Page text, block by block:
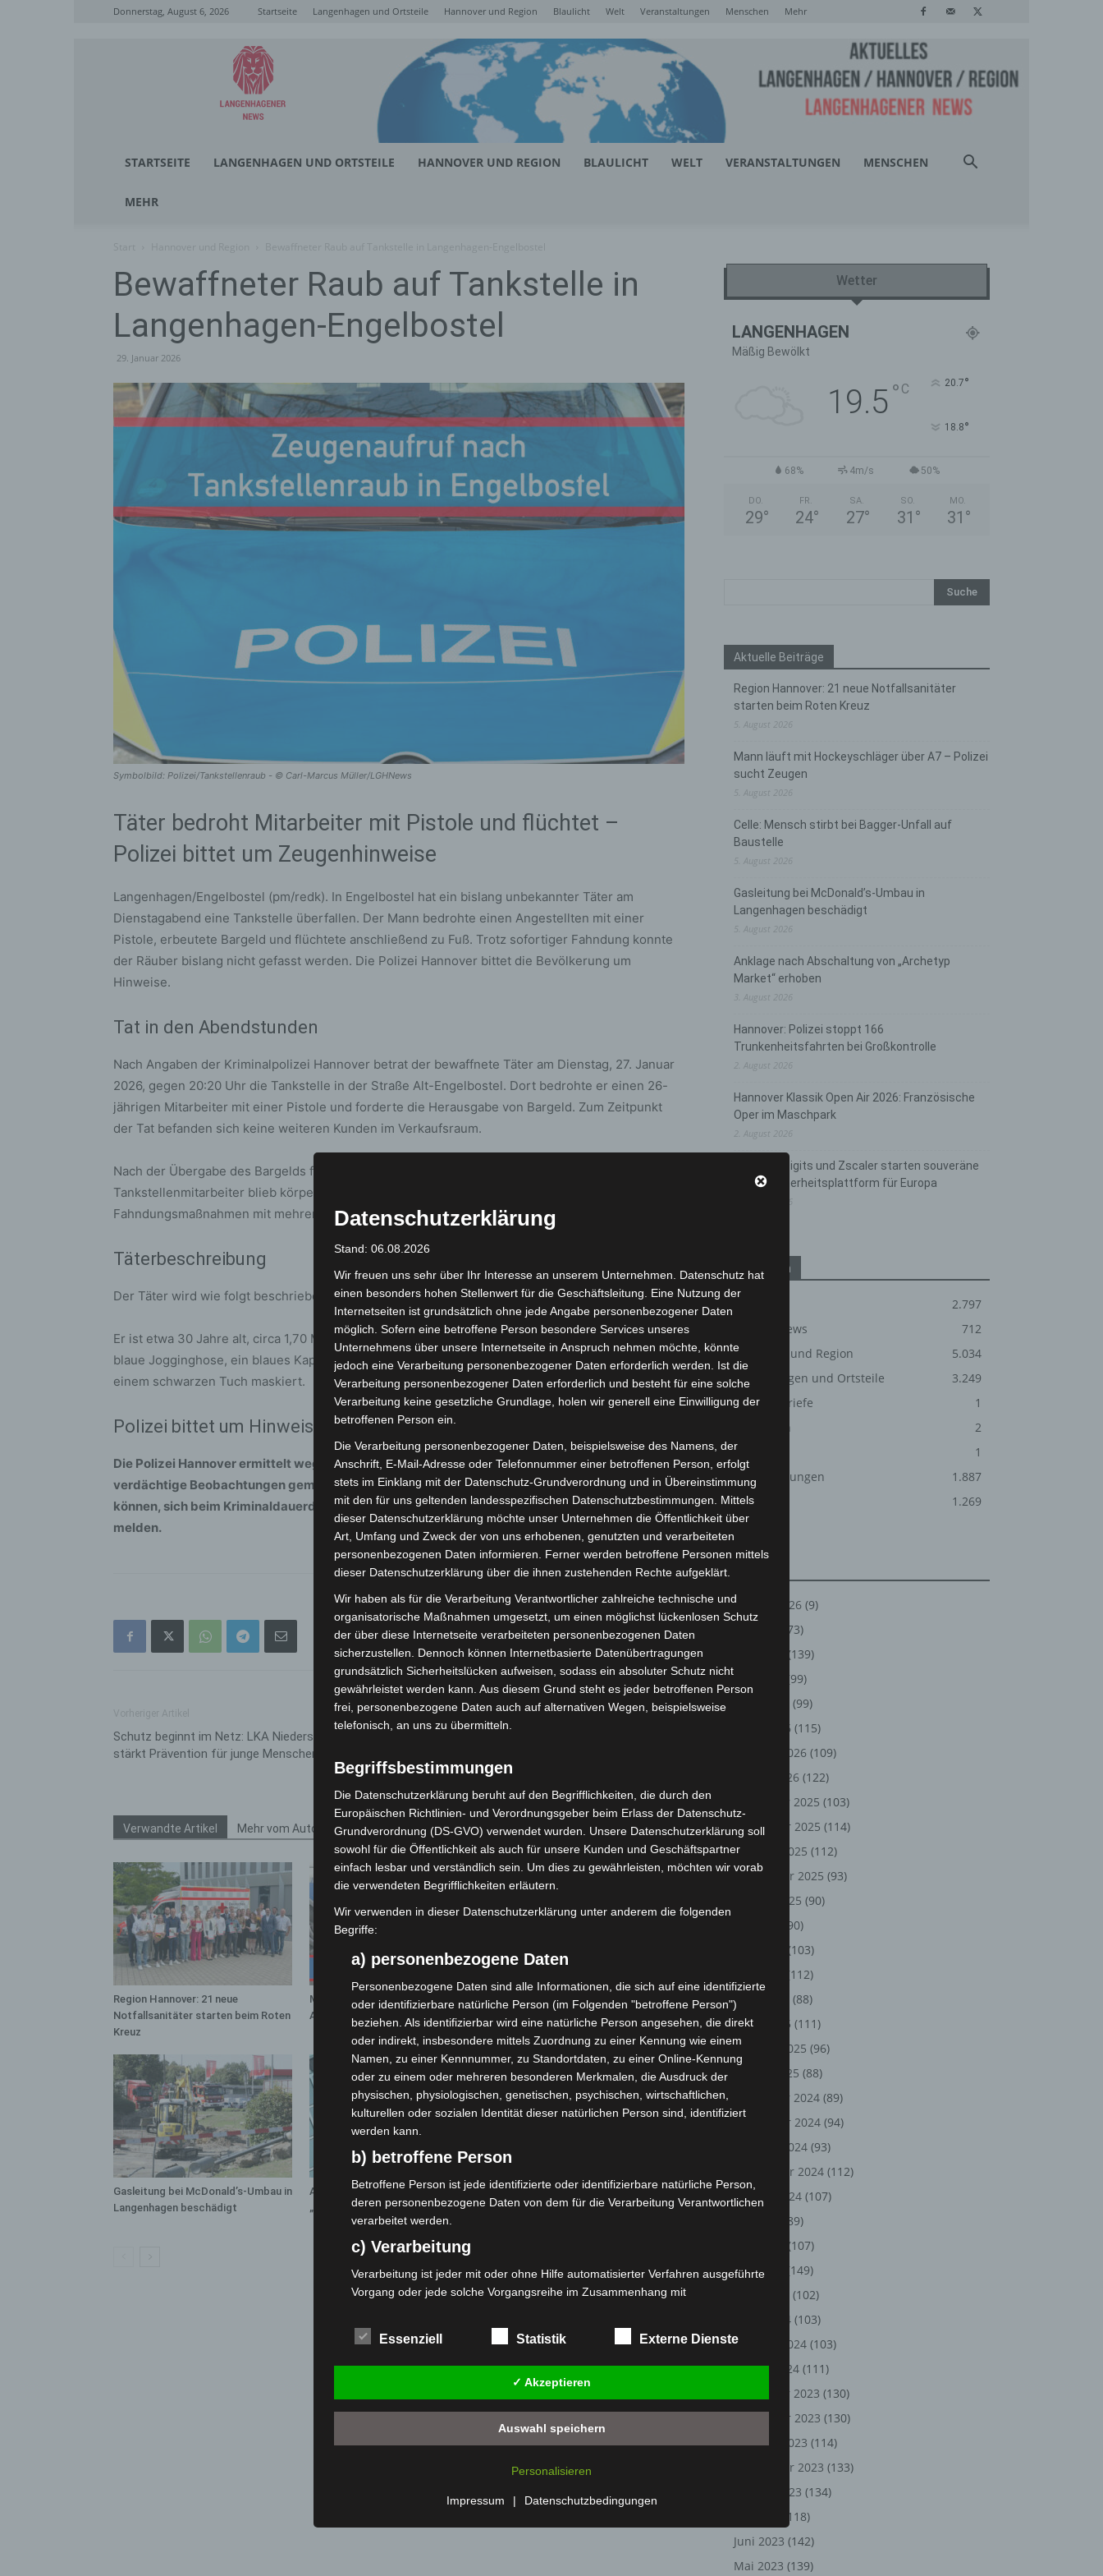
Donnerstag, August 6, 2026 Startseite Langenhagen und Ortsteile Hannover und Region Blaulicht Welt Veranstaltungen Menschen Mehr
Langenhagener
News
STARTSEITE LANGENHAGEN UND ORTSTEILE HANNOVER UND REGION BLAULICHT WELT VERANSTALTUNGEN MENSCHEN
MEHR
Bewaffneter Raub auf Tankstelle in
Langenhagen-Engelbostel
29. Januar 2026
Symbolbild: Polizei/Tankstellenraub - © Carl-Marcus Müller/LGHNews
Täter bedroht Mitarbeiter mit Pistole und flüchtet –
Polizei bittet um Zeugenhinweise
Langenhagen/Engelbostel (pm/redk). In Engelbostel hat ein bislang unbekannter Täter am
Dienstagabend eine Tankstelle überfallen. Der Mann bedrohte einen Angestellten mit einer
Pistole, erbeutete Bargeld und flüchtete anschließend zu Fuß. Trotz sofortiger Fahndung konnte
der Räuber bislang nicht gefasst werden. Die Polizei Hannover bittet die Bevölkerung um
Hinweise.
Tat in den Abendstunden
Nach Angaben der Kriminalpolizei Hannover betrat der bewaffnete Täter am Dienstag, 27. Januar
2026, gegen 20:20 Uhr die Tankstelle in der Straße Alt-Engelbostel. Dort bedrohte er einen 26-
jährigen Mitarbeiter mit einer Pistole und forderte die Herausgabe von Bargeld. Zum Zeitpunkt
der Tat befanden sich keine weiteren Kunden im Verkaufsraum.
Nach der Übergabe des Bargelds flüchtete der Täter zu Fuß in unbekannte Richtung. Der
Tankstellenmitarbeiter blieb körperlich unverletzt. Die Polizei leitete umgehend
Fahndungsmaßnahmen mit mehreren Streifenwagen ein, bislang jedoch ohne Erfolg.
Täterbeschreibung
Der Täter wird wie folgt beschrieben:
Er ist etwa 30 Jahre alt, circa 1,70 Meter groß und von schlanker Statur. Zur Tatzeit trug er eine
blaue Jogginghose, ein blaues Kapuzensweatshirt sowie schwarze Sneaker. Sein Gesicht war mit
einem schwarzen Tuch maskiert.
Polizei bittet um Hinweise
Die Polizei Hannover ermittelt wegen schweren Raubes und bittet Zeuginnen und Zeugen, die
verdächtige Beobachtungen gemacht haben oder Hinweise zur Identität des Täters geben
können, sich beim Kriminaldauerdienst Hannover unter der Telefonnummer 0511 109-5555 zu
melden.
Schutz beginnt im Netz: LKA Niedersachsen
stärkt Prävention für junge Menschen
Nächster Artikel
Verwandte Artikel Mehr vom Autor
Region Hannover: 21 neue
Notfallsanitäter starten beim Roten
Kreuz
Mann läuft mit Hockeyschläger über
A7 – Polizei sucht Zeugen
Celle: Mensch stirbt bei Bagger-
Unfall auf Baustelle
Gasleitung bei McDonald’s-Umbau in
Langenhagen beschädigt
Anklage nach Abschaltung von
„Archetyp Market“ erhoben
Hannover: Polizei stoppt 166
Trunkenheitsfahrten bei
Wetter
LANGENHAGEN
Mäßig Bewölkt
19.5° C 20.7°
18.8°
68% 4m/s 50%
DO.
29°
FR.
24°
SA.
27°
SO.
31 °
MO.
31 °
Aktuelle Beiträge
Region Hannover: 21 neue Notfallsanitäter
starten beim Roten Kreuz
5. August 2026
Mann läuft mit Hockeyschläger über A7 – Polizei
sucht Zeugen
5. August 2026
Celle: Mensch stirbt bei Bagger-Unfall auf
Baustelle
5. August 2026
Gasleitung bei McDonald’s-Umbau in
Langenhagen beschädigt
5. August 2026
Anklage nach Abschaltung von „Archetyp
Market“ erhoben
3. August 2026
Hannover: Polizei stoppt 166
Trunkenheitsfahrten bei Großkontrolle
2. August 2026
Hannover Klassik Open Air 2026: Französische
Oper im Maschpark
2. August 2026
Schwarz Digits und Zscaler starten souveräne
Cloud-Sicherheitsplattform für Europa
Kategorien
2.797
Corona-News
712
Hannover und Region
5.034
Langenhagen und Ortsteile
3.249
Leserbriefe
1
Menschen
2
Über uns
1
Veranstaltungen
1.887
Welt
1.269
August 2026 (9)
(73)
(139)
(99)
(99)
März 2026 (115)
Februar 2026 (109)
Januar 2026 (122)
Dezember 2025 (103)
November 2025 (114)
Oktober 2025 (112)
September 2025 (93)
August 2025 (90)
(90)
(103)
(112)
April 2025
(88)
März 2025 (111)
Februar 2025 (96)
Januar 2025 (88)
Dezember 2024 (89)
November 2024 (94)
Oktober 2024 (93)
September 2024 (112)
August 2024 (107)
(89)
(107)
Mai 2024
(149)
(102)
März 2024 (103)
Februar 2024 (103)
Januar 2024 (111)
Dezember 2023 (130)
November 2023 (130)
Oktober 2023 (114)
September 2023 (133)
August 2023 (134)
(118)
Juni 2023 (142)
Mai 2023 (139)
Datenschutzerklärung
Stand: 06.08.2026
Wir freuen uns sehr über Ihr Interesse an unserem Unternehmen. Datenschutz hat
einen besonders hohen Stellenwert für die Geschäftsleitung. Eine Nutzung der
Internetseiten ist grundsätzlich ohne jede Angabe personenbezogener Daten
möglich. Sofern eine betroffene Person besondere Services unseres
Unternehmens über unsere Internetseite in Anspruch nehmen möchte, könnte
jedoch eine Verarbeitung personenbezogener Daten erforderlich werden. Ist die
Verarbeitung personenbezogener Daten erforderlich und besteht für eine solche
Verarbeitung keine gesetzliche Grundlage, holen wir generell eine Einwilligung der
betroffenen Person ein.
Die Verarbeitung personenbezogener Daten, beispielsweise des Namens, der
Anschrift, E-Mail-Adresse oder Telefonnummer einer betroffenen Person, erfolgt
stets im Einklang mit der Datenschutz-Grundverordnung und in Übereinstimmung
mit den für uns geltenden landesspezifischen Datenschutzbestimmungen. Mittels
dieser Datenschutzerklärung möchte unser Unternehmen die Öffentlichkeit über
Art, Umfang und Zweck der von uns erhobenen, genutzten und verarbeiteten
personenbezogenen Daten informieren. Ferner werden betroffene Personen mittels
dieser Datenschutzerklärung über die ihnen zustehenden Rechte aufgeklärt.
Wir haben als für die Verarbeitung Verantwortlicher zahlreiche technische und
organisatorische Maßnahmen umgesetzt, um einen möglichst lückenlosen Schutz
der über diese Internetseite verarbeiteten personenbezogenen Daten
sicherzustellen. Dennoch können Internetbasierte Datenübertragungen
grundsätzlich Sicherheitslücken aufweisen, sodass ein absoluter Schutz nicht
gewährleistet werden kann. Aus diesem Grund steht es jeder betroffenen Person
frei, personenbezogene Daten auch auf alternativen Wegen, beispielsweise
telefonisch, an uns zu übermitteln.
Begriffsbestimmungen
Die Datenschutzerklärung beruht auf den Begrifflichkeiten, die durch den
Europäischen Richtlinien- und Verordnungsgeber beim Erlass der Datenschutz-
Grundverordnung (DS-GVO) verwendet wurden. Unsere Datenschutzerklärung soll
sowohl für die Öffentlichkeit als auch für unsere Kunden und Geschäftspartner
einfach lesbar und verständlich sein. Um dies zu gewährleisten, möchten wir vorab
die verwendeten Begrifflichkeiten erläutern.
Wir verwenden in dieser Datenschutzerklärung unter anderem die folgenden
Begriffe:
a) personenbezogene Daten
Personenbezogene Daten sind alle Informationen, die sich auf eine identifizierte
oder identifizierbare natürliche Person (im Folgenden "betroffene Person")
beziehen. Als identifizierbar wird eine natürliche Person angesehen, die direkt
oder indirekt, insbesondere mittels Zuordnung zu einer Kennung wie einem
Namen, zu einer Kennnummer, zu Standortdaten, zu einer Online-Kennung
oder zu einem oder mehreren besonderen Merkmalen, die Ausdruck der
physischen, physiologischen, genetischen, psychischen, wirtschaftlichen,
kulturellen oder sozialen Identität dieser natürlichen Person sind, identifiziert
werden kann.
b) betroffene Person
Betroffene Person ist jede identifizierte oder identifizierbare natürliche Person,
deren personenbezogene Daten von dem für die Verarbeitung Verantwortlichen
verarbeitet werden.
c) Verarbeitung
Verarbeitung ist jeder mit oder ohne Hilfe automatisierter Verfahren ausgeführte
Vorgang oder jede solche Vorgangsreihe im Zusammenhang mit
das Ordnen, die Speicherung, die Anpassung oder Veränderung, das Auslesen,
das Abfragen, die Verwendung, die Offenlegung durch Übermittlung, Verbreitung
oder eine andere Form der Bereitstellung, den Abgleich oder die Verknüpfung,
die Einschränkung, das Löschen oder die Vernichtung.
d) Einschränkung der Verarbeitung
Einschränkung der Verarbeitung ist die Markierung gespeicherter
Profiling ist jede Art der automatisierten Verarbeitung personenbezogener
Daten, die darin besteht, dass diese personenbezogenen Daten verwendet
werden, um bestimmte persönliche Aspekte, die sich auf eine natürliche Person
Essenziell Statistik Externe Dienste
✓ Akzeptieren
Auswahl speichern
Personalisieren
Impressum | Datenschutzbedingungen